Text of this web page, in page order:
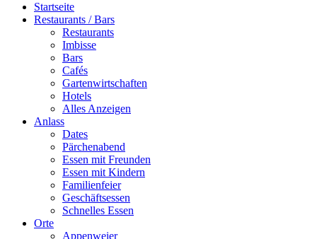
Startseite
Restaurants / Bars
Restaurants
Imbisse
Bars
Cafés
Gartenwirtschaften
Hotels
Alles Anzeigen
Anlass
Dates
Pärchenabend
Essen mit Freunden
Essen mit Kindern
Familienfeier
Geschäftsessen
Schnelles Essen
Orte
Appenweier